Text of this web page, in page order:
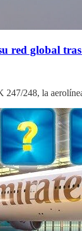
red global
247/248, la